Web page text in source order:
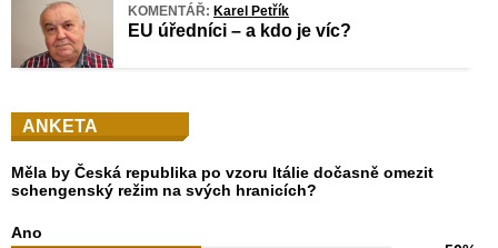
KOMENTÁŘ: Karel Petřík
EU úředníci – a kdo je víc?
ANKETA
Měla by Česká republika po vzoru Itálie dočasně omezit
schengenský režim na svých hranicích?
Ano